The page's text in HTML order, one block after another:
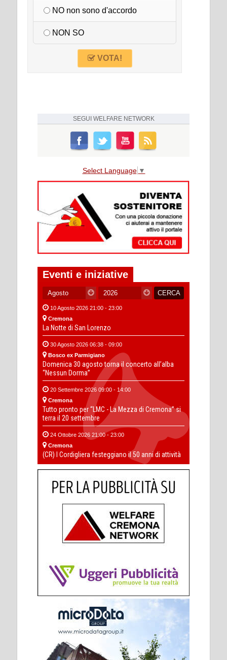
NO non sono d'accordo
NON SO
VOTA!
SEGUI WELFARE NETWORK
Select Language ▼
Eventi e iniziative
10 Agosto 2026 21:00 - 23:00
Cremona
La Notte di San Lorenzo
30 Agosto 2026 06:38 - 09:00
Bosco ex Parmigiano
Domenica 30 agosto torna il concerto all’alba
“Nessun Dorma”
20 Settembre 2026 09:00 - 14:00
Cremona
Tutto pronto per “LMC - La Mezza di Cremona” si
terra il 20 settembre
24 Ottobre 2026 21:00 - 23:00
Cremona
(CR) I Cordigliera festeggiano il 50 anni di attività